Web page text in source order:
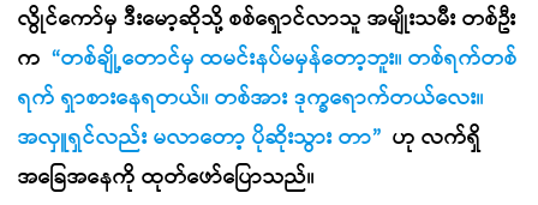
လွိုင်ကော်မှ ဒီးမော့ဆိုသို့ စစ်ရှောင်လာသူ အမျိုးသမီး တစ်ဦး
က “တစ်ချို့တောင်မှ ထမင်းနပ်မမှန်တော့ဘူး။ တစ်ရက်တစ်
ရက် ရှာစားနေရတယ်။ တစ်အား ဒုက္ခရောက်တယ်လေး။
အလှူရှင်လည်း မလာတော့ ပိုဆိုးသွား တာ” ဟု လက်ရှိ
အခြေအနေကို ထုတ်ဖော်ပြောသည်။